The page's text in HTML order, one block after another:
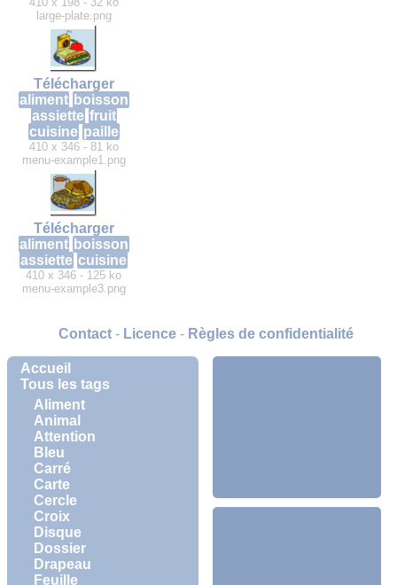
Accueil
Tous les tags
Aliment
Animal
Attention
Bleu
Carré
Carte
Cercle
Croix
Disque
Dossier
Drapeau
Feuille
large-plate.png
Télécharger
aliment boisson
assiette fruit
cuisine paille
410 x 346 - 81 ko
menu-example1.png
Télécharger
aliment boisson
assiette cuisine
410 x 346 - 125 ko
menu-example3.png
Contact- Licence- Règles de confidentialité